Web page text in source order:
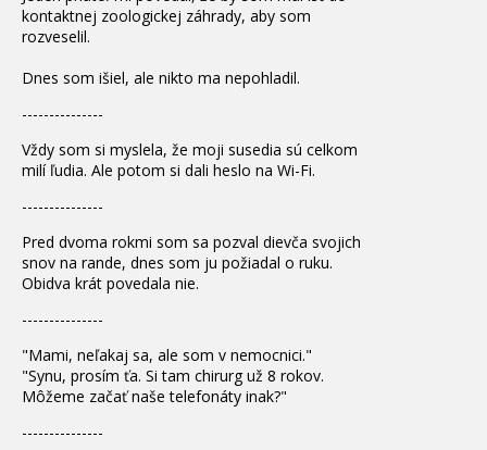
kontaktnej zoologickej záhrady, aby som
rozveselil.
Dnes som išiel, ale nikto ma nepohladil.
---------------
Vždy som si myslela, že moji susedia sú celkom
milí ľudia. Ale potom si dali heslo na Wi-Fi.
---------------
Pred dvoma rokmi som sa pozval dievča svojich
snov na rande, dnes som ju požiadal o ruku.
Obidva krát povedala nie.
---------------
"Mami, neľakaj sa, ale som v nemocnici."
"Synu, prosím ťa. Si tam chirurg už 8 rokov.
Môžeme začať naše telefonáty inak?"
---------------